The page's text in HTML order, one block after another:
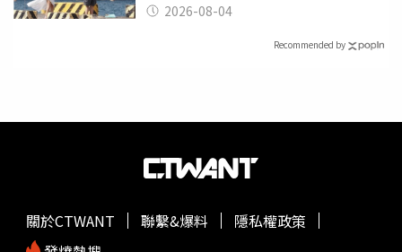
2026-08-04
Recommended by
關於CTWANT 聯繫&爆料
隱私權政策